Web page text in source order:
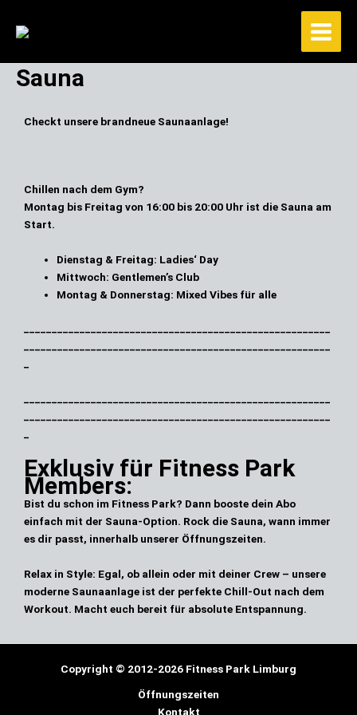
Inhalt
Sauna
Checkt unsere brandneue Saunaanlage!
Chillen nach dem Gym?
Montag bis Freitag von 16:00 bis 20:00 Uhr ist die Sauna am
Start.
Dienstag & Freitag: Ladies‘ Day
Mittwoch: Gentlemen’s Club
Montag & Donnerstag: Mixed Vibes für alle
_______________________________________________________
_______________________________________________________
_
Exklusiv für Fitness Park
Members:
Bist du schon im Fitness Park? Dann booste dein Abo
einfach mit der Sauna-Option. Rock die Sauna, wann immer
es dir passt, innerhalb unserer Öffnungszeiten.
Relax in Style: Egal, ob allein oder mit deiner Crew – unsere
moderne Saunaanlage ist der perfekte Chill-Out nach dem
Workout. Macht euch bereit für absolute Entspannung.
Copyright © 2012-2026 Fitness Park Limburg
Öffnungszeiten
Kontakt